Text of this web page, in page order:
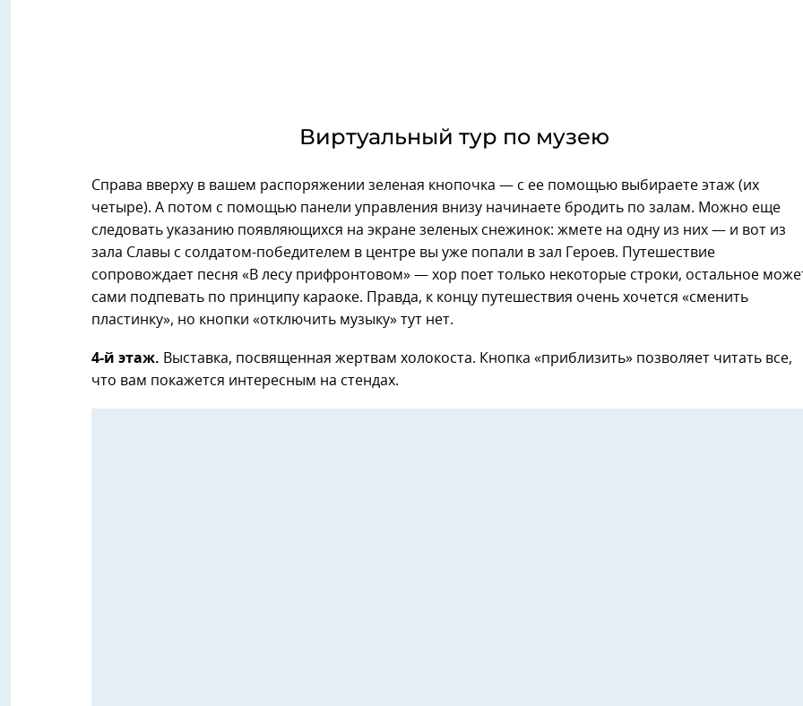
Виртуальный тур по музею
Справа вверху в вашем распоряжении зеленая кнопочка — с ее помощью выбираете этаж (их
четыре). А потом с помощью панели управления внизу начинаете бродить по залам. Можно еще
следовать указанию появляющихся на экране зеленых снежинок: жмете на одну из них — и вот из
зала Славы с солдатом-победителем в центре вы уже попали в зал Героев. Путешествие
сопровождает песня «В лесу прифронтовом» — хор поет только некоторые строки, остальное
сами подпевать по принципу караоке. Правда, к концу путешествия очень хочется «сменить
пластинку», но кнопки «отключить музыку» тут нет.
4-й этаж. Выставка, посвященная жертвам холокоста. Кнопка «приблизить» позволяет читать все,
что вам покажется интересным на стендах.